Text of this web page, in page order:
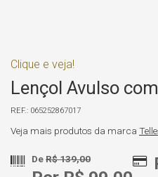
Clique e veja!
Lençol Avulso
065252867017
Veja mais produtos da marca
DeR$ 139,00